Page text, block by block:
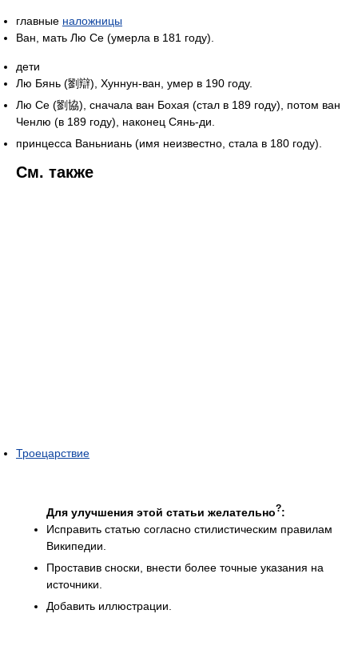
главные наложницы
Ван, мать Лю Се (умерла в 181 году).
дети
Лю Бянь (劉辯), Хуннун-ван, умер в 190 году.
Лю Се (劉協), сначала ван Бохая (стал в 189 году), потом ван
Ченлю (в 189 году), наконец Сянь-ди.
принцесса Ваньниань (имя неизвестно, стала в 180 году).
См. также
Троецарствие
Для улучшения этой статьи желательно?:
Исправить статью согласно стилистическим правилам
Википедии.
Проставив сноски, внести более точные указания на
источники.
Добавить иллюстрации.